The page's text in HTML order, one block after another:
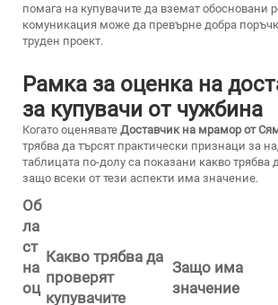
помага на купувачите да вземат обосновани
комуникация може да превърне добра
труден проект.
Рамка за оценка на
за купувачи от чужбина
Когато оценявате Доставчик на мрамор от
трябва да търсят практически признаци за
таблицата по-долу са показани какво трябва
защо всеки от тези аспекти има значение.
Об
ла
ст
на
оц
Какво трябва да
проверят
купувачите
Защо има
значение